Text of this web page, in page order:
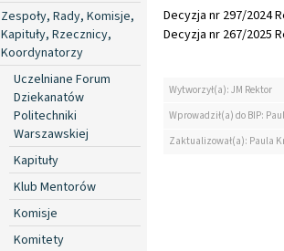
Zespoły, Rady, Komisje,
Kapituły, Rzecznicy,
Koordynatorzy
Uczelniane Forum
Dziekanatów
Politechniki
Warszawskiej
Kapituły
Klub Mentorów
Komisje
Komitety
Decyzja nr 297/2024
Decyzja nr 267/2025
Wytworzył(a): JM Rektor
Wprowadził(a) do BIP:
Zaktualizował(a): Paula